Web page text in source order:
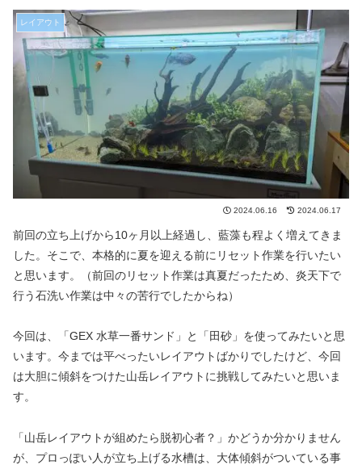
レイアウト
2024.06.16 2024.06.17
前回の立ち上げから10ヶ月以上経過し、藍藻も程よく増えてきま
した。そこで、本格的に夏を迎える前にリセット作業を行いたい
と思います。（前回のリセット作業は真夏だったため、炎天下で
行う石洗い作業は中々の苦行でしたからね）
今回は、「GEX 水草一番サンド」と「田砂」を使ってみたいと思
います。今までは平べったいレイアウトばかりでしたけど、今回
は大胆に傾斜をつけた山岳レイアウトに挑戦してみたいと思いま
す。
「山岳レイアウトが組めたら脱初心者？」かどうか分かりません
が、プロっぽい人が立ち上げる水槽は、大体傾斜がついている事